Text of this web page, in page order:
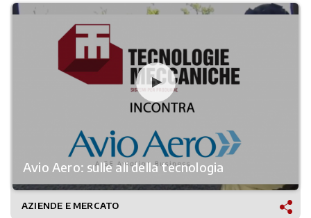
Avio Aero: sulle ali della tecnologia
AZIENDE E MERCATO